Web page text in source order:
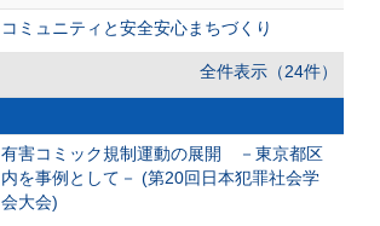
コミュニティと安全安心まちづくり
全件表示（24件）
有害コミック規制運動の展開 －東京都区
内を事例として－ (第20回日本犯罪社会学
会大会)